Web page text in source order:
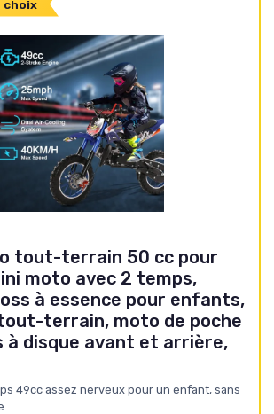
choix
tout-terrain 50 cc pour
moto avec 2 temps,
à essence pour enfants,
terrain, moto de poche
à disque avant et arrière,
49cc assez nerveux pour un enfant, sans